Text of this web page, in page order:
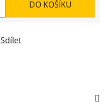
DO KOŠÍKU
Sdílet